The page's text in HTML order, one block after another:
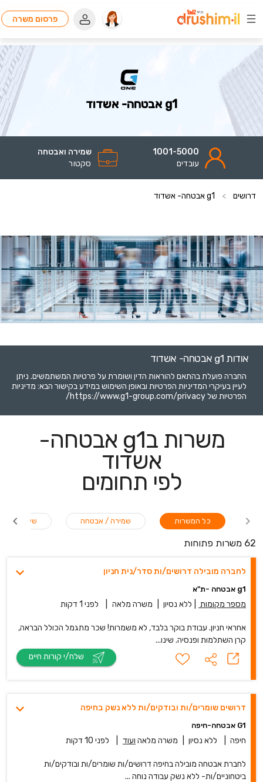
פרסום משרה
g1 אבטחה- אשדוד
1001-5000
עובדים
שמירה ואבטחה
סקטור
דרושים > g1 אבטחה- אשדוד
אודות g1 אבטחה- אשדוד
החברה פועלת בהתאם להוראות הדין ושומרת על פרטיות המשתמשים. ניתן
לעיין בעיקרי המדיניות הפרטיות ובאופן השימוש במידע בקישור הבא: מדיניות
הפרטיות של https://www.g1-group.com/privacy/
משרות בg1 אבטחה-
אשדוד
לפי תחומים
שירות שמירה / אבטחה כל המשרות
62 משרות פתוחות
לחברה מובילה דרושים/ות סדר/נית חניון
g1 אבטחה -ת"א
מספר מקומות ללא נסיון משרה מלאה לפני 1 דקות
אחראי חניון. עבודת בוקר בלבד, לא משמרות! שכר מתגמל הכולל הבראה,
קרן השתלמות ופנסיה. שינו...
דרושים שומרים/ות ובודקים/ות ללא נשק בחיפה
G1 אבטחה-חיפה
חיפה ללא נסיון משרה מלאה ועוד לפני 10 דקות
לחברת אבטחה מובילה בחיפה דרושים/ות שומרים/ות ובודקים/ות
ביטחוניים/ות- ללא נשק עבודה נוחה ...